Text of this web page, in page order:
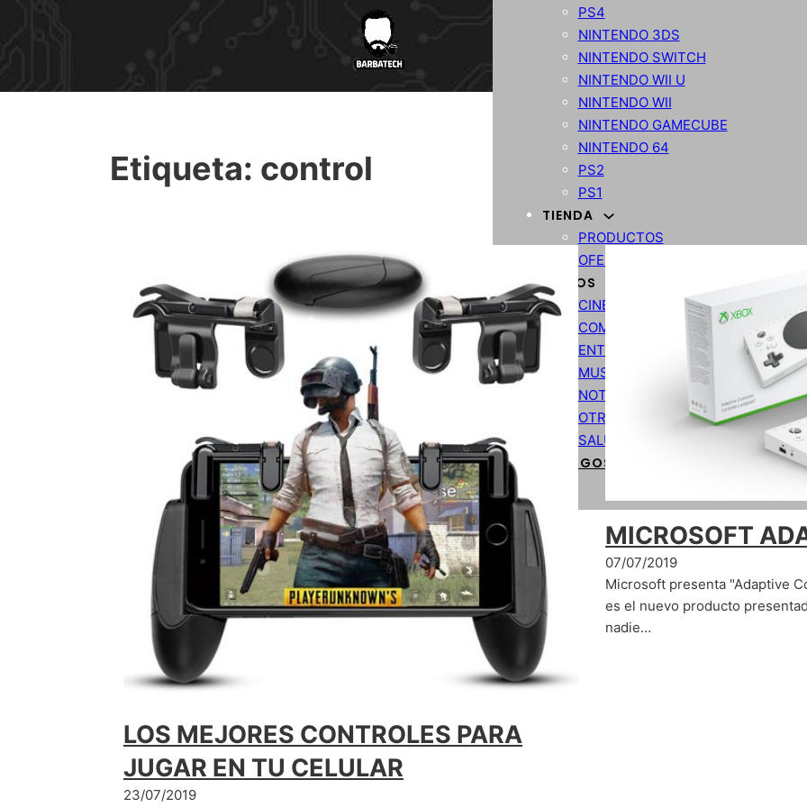
PS4
NINTENDO 3DS
NINTENDO SWITCH
NINTENDO WII U
NINTENDO WII
NINTENDO GAMECUBE
NINTENDO 64
PS2
PS1
TIENDA
PRODUCTOS
OFERTAS
VARIOS
CINE
COMPARATIVA
ENTRETENIMIENTO
MUSICA
NOTICIAS
OTROS
SALUD
CÓDIGOS DE PROGRAMACIÓN
Etiqueta: control
LOS MEJORES CONTROLES PARA
JUGAR EN TU CELULAR
23/07/2019
MICROSOFT
07/07/2019
Microsoft presenta "Adaptive
es el nuevo producto
nadie…